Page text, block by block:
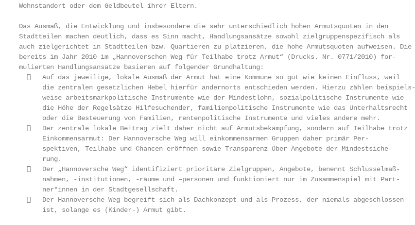
Wohnstandort oder dem Geldbeutel ihrer Eltern.
Das Ausmaß, die Entwicklung und insbesondere die sehr unterschiedlich hohen Armutsquoten in den
Stadtteilen machen deutlich, dass es Sinn macht, Handlungsansätze sowohl zielgruppenspezifisch als
auch zielgerichtet in Stadtteilen bzw. Quartieren zu platzieren, die hohe Armutsquoten aufweisen. Die
bereits im Jahr 2010 im „Hannoverschen Weg für Teilhabe trotz Armut“ (Drucks. Nr. 0771/2010) for-
mulierten Handlungsansätze basieren auf folgender Grundhaltung:
     Auf das jeweilige, lokale Ausmaß der Armut hat eine Kommune so gut wie keinen Einfluss, weil
      die zentralen gesetzlichen Hebel hierfür andernorts entschieden werden. Hierzu zählen beispiels-
      weise arbeitsmarkpolitische Instrumente wie der Mindestlohn, sozialpolitische Instrumente wie
      die Höhe der Regelsätze Hilfesuchender, familienpolitische Instrumente wie das Unterhaltsrecht
      oder die Besteuerung von Familien, rentenpolitische Instrumente und vieles andere mehr.
     Der zentrale lokale Beitrag zielt daher nicht auf Armutsbekämpfung, sondern auf Teilhabe trotz
      Einkommensarmut: Der Hannoversche Weg will einkommensarmen Gruppen daher primär Per-
      spektiven, Teilhabe und Chancen eröffnen sowie Transparenz über Angebote der Mindestsiche-
      rung.
     Der „Hannoversche Weg“ identifiziert prioritäre Zielgruppen, Angebote, benennt Schlüsselmaß-
      nahmen, -institutionen, -räume und –personen und funktioniert nur im Zusammenspiel mit Part-
      ner*innen in der Stadtgesellschaft.
     Der Hannoversche Weg begreift sich als Dachkonzept und als Prozess, der niemals abgeschlossen
      ist, solange es (Kinder-) Armut gibt.